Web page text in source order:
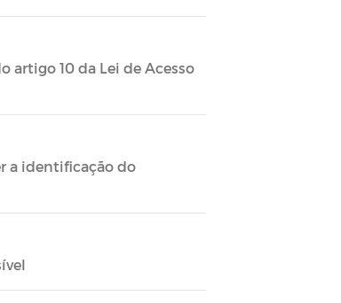
artigo 10 da Lei de Acesso
a identificação do